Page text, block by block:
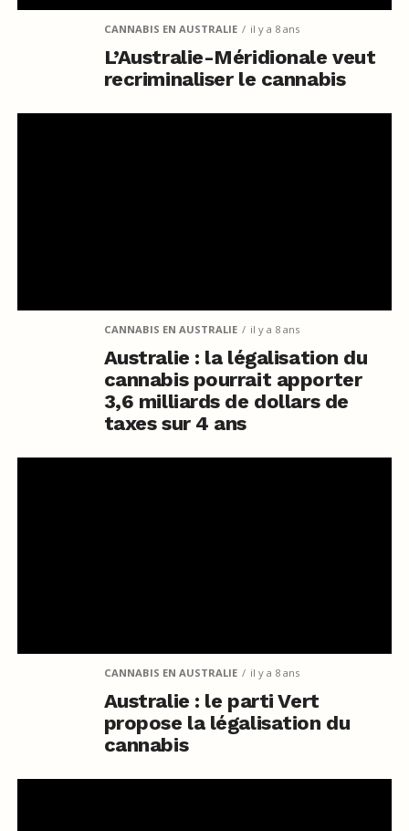
CANNABIS EN AUSTRALIE il y a 8 ans
L’Australie-Méridionale veut
recriminaliser le cannabis
CANNABIS EN AUSTRALIE il y a 8 ans
Australie : la légalisation du
cannabis pourrait apporter
3,6 milliards de dollars de
taxes sur 4 ans
CANNABIS EN AUSTRALIE il y a 8 ans
Australie : le parti Vert
propose la légalisation du
cannabis